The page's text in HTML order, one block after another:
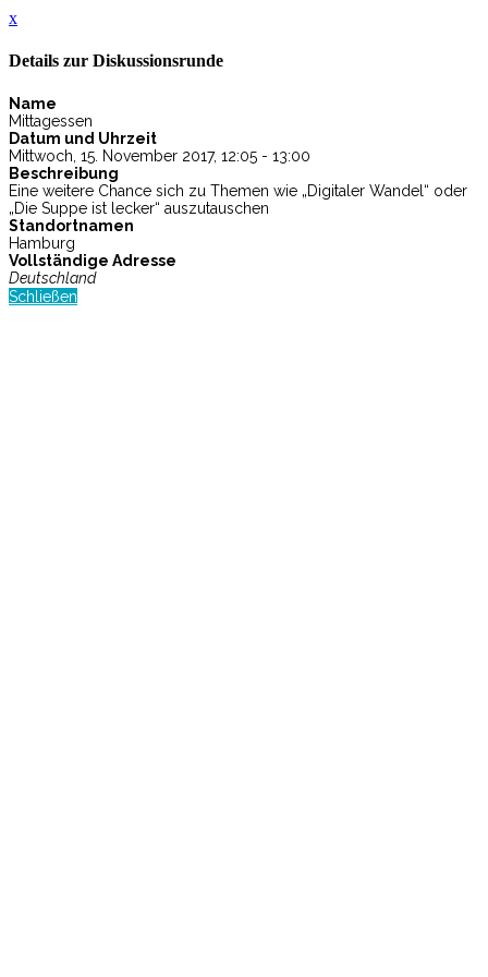
x
Details zur Diskussionsrunde
Name
Mittagessen
Datum und Uhrzeit
Mittwoch, 15. November 2017, 12:05 - 13:00
Beschreibung
Eine weitere Chance sich zu Themen wie „Digitaler Wandel“ oder
„Die Suppe ist lecker“ auszutauschen
Standortnamen
Hamburg
Vollständige Adresse
Deutschland
Schließen